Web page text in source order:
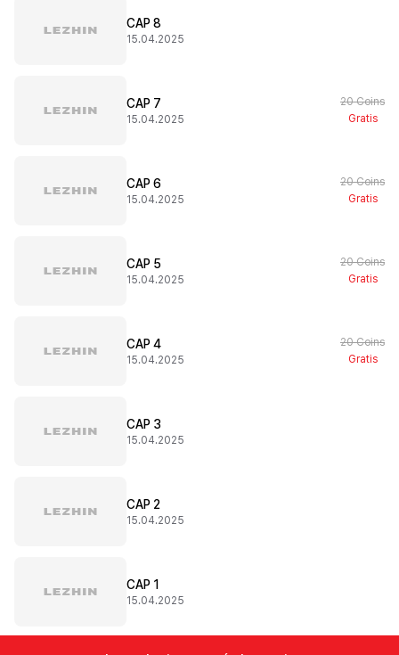
CAP 8
15.04.2025
CAP 7
15.04.2025
20 Coins
Gratis
CAP 6
15.04.2025
20 Coins
Gratis
CAP 5
15.04.2025
20 Coins
Gratis
CAP 4
15.04.2025
20 Coins
Gratis
CAP 3
15.04.2025
CAP 2
15.04.2025
CAP 1
15.04.2025